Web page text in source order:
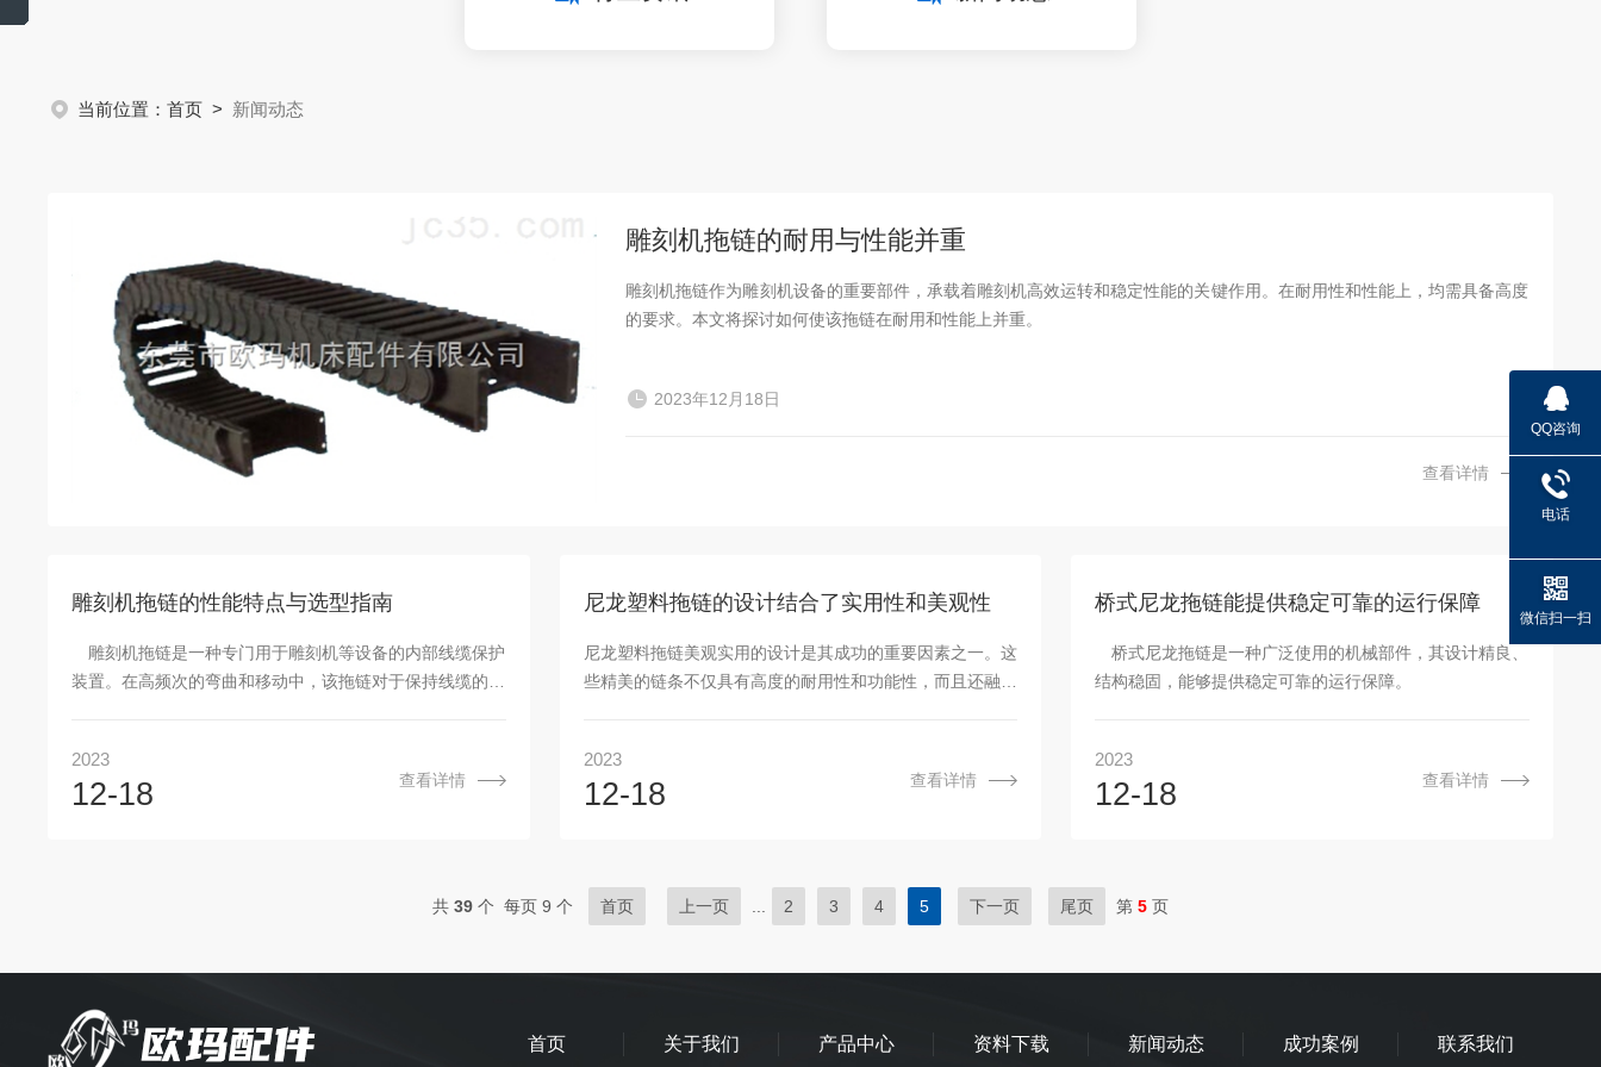
当前位置：首页 > 新闻动态
雕刻机拖链的耐用与性能并重
雕刻机拖链作为雕刻机设备的重要部件，承载着雕刻机高效运转和稳定性能的关键作用。在耐用性和性能上，均需具备高度
的要求。本文将探讨如何使该拖链在耐用和性能上并重。
2023年12月18日
查看详情
雕刻机拖链的性能特点与选型指南
雕刻机拖链是一种专门用于雕刻机等设备的内部线缆保护
装置。在高频次的弯曲和移动中，该拖链对于保持线缆的完
2023
12-18 查看详情
尼龙塑料拖链的设计结合了实用性和美观性
尼龙塑料拖链美观实用的设计是其成功的重要因素之一。这
些精美的链条不仅具有高度的耐用性和功能性，而且还融入
2023
12-18 查看详情
桥式尼龙拖链能提供稳定可靠的运行保障
桥式尼龙拖链是一种广泛使用的机械部件，其设计精良、
结构稳固，能够提供稳定可靠的运行保障。
2023
12-18 查看详情
共 39个 每页 9 个 首页 上一页 2 3 4 5 下一页 尾页 第 5页
首页 关于我们 产品中心 资料下载 新闻动态 成功案例 联系我们
QQ咨询
电话
微信扫一扫